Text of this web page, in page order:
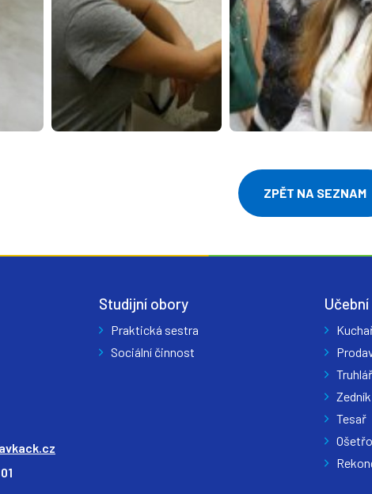
ZPĚT NA SEZNAM
Studijní obory
Praktická sestra
Sociální činnost
Truhlář
Zedník
Tesař